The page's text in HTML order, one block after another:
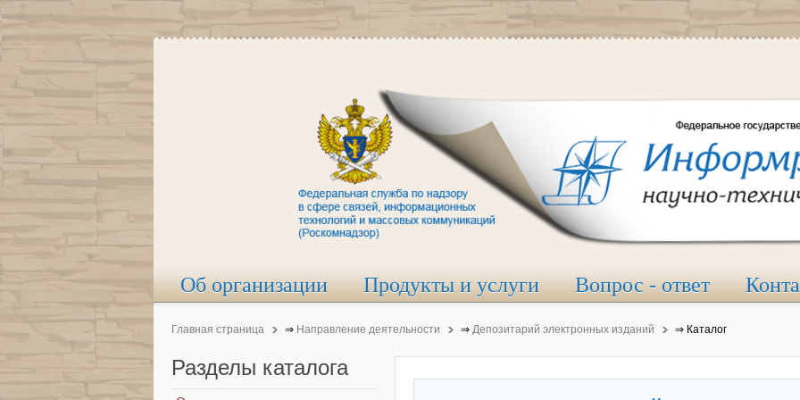
Об организации Продукты и услуги Вопрос - ответ
Главная страница ⇒ Направление деятельности ⇒ Депозитарий электронных изданий ⇒ Каталог
Разделы каталога